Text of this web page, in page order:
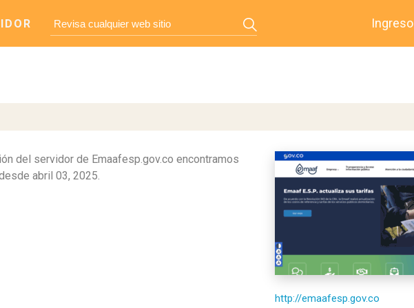
Ingreso
del servidor de Emaafesp.gov.co encontramos
abril 03, 2025.
http://emaafesp.gov.co